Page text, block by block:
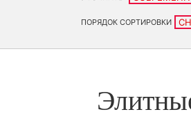
ПОРЯДОК СОРТИРОВКИ